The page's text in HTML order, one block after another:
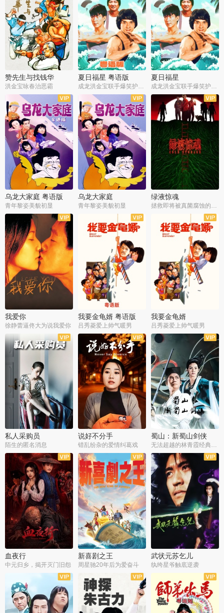
赞先生与找钱华
洪金宝咏春治恶霸
夏日福星 粤语版
成龙洪金宝联手爆笑护美女
夏日福星
成龙洪金宝联手爆笑护美女
乌龙大家庭 粤语版
青年黎姿美貌初显
乌龙大家庭
青年黎姿美貌初显
绿液惊魂
拯救即将被真菌腐蚀的世界
我爱你
徐静蕾逼佟大为说我爱你
我要金龟婿 粤语版
吕秀菱爱上帅气暖男
我要金龟婿
吕秀菱爱上帅气暖男
私人采购员
陌生的匿名消息
说好不分手
错乱纷杂的爱情纠葛戏
蜀山：新蜀山剑侠
无法超越的林青霞经典角色
血夜行
中元归乡，揭开灭门旧怨
新喜剧之王
周星驰20年后为爱奋斗
武状元苏乞儿
纨绔星爷触底逆袭